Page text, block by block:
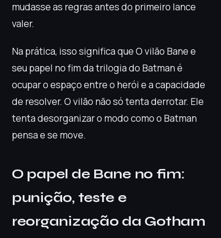
mudasse as regras antes do primeiro lance
valer.
Na prática, isso significa que O vilão Bane e
seu papel no fim da trilogia do Batman é
ocupar o espaço entre o herói e a capacidade
de resolver. O vilão não só tenta derrotar. Ele
tenta desorganizar o modo como o Batman
pensa e se move.
O papel de Bane no fim:
punição, teste e
reorganização da Gotham